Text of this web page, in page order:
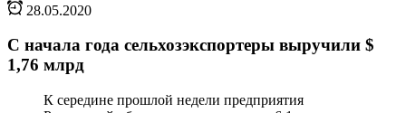
28.05.2020
С начала года сельхозэкспортеры выручили $
1,76 млрд
К середине прошлой недели предприятия